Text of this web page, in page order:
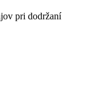
pri dodržaní